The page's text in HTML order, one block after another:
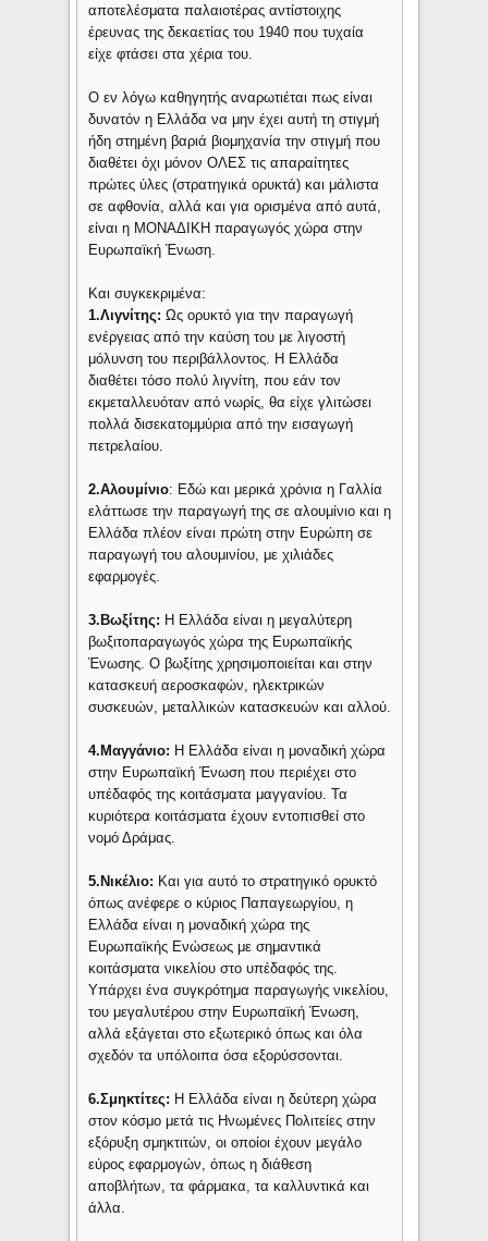
αποτελέσματα παλαιοτέρας αντίστοιχης
έρευνας της δεκαετίας του 1940 που τυχαία
είχε φτάσει στα χέρια του.
Ο εν λόγω καθηγητής αναρωτιέται πως είναι
δυνατόν η Ελλάδα να μην έχει αυτή τη στιγμή
ήδη στημένη βαριά βιομηχανία την στιγμή που
διαθέτει όχι μόνον ΟΛΕΣ τις απαραίτητες
πρώτες ύλες (στρατηγικά ορυκτά) και μάλιστα
σε αφθονία, αλλά και για ορισμένα από αυτά,
είναι η ΜΟΝΑΔΙΚΗ παραγωγός χώρα στην
Ευρωπαϊκή Ένωση.
Και συγκεκριμένα:
1.Λιγνίτης:Ως ορυκτό για την παραγωγή
ενέργειας από την καύση του με λιγοστή
μόλυνση του περιβάλλοντος. Η Ελλάδα
διαθέτει τόσο πολύ λιγνίτη, που εάν τον
εκμεταλλευόταν από νωρίς, θα είχε γλιτώσει
πολλά δισεκατομμύρια από την εισαγωγή
πετρελαίου.
2.Αλουμίνιο: Εδώ και μερικά χρόνια η Γαλλία
ελάττωσε την παραγωγή της σε αλουμίνιο και η
Ελλάδα πλέον είναι πρώτη στην Ευρώπη σε
παραγωγή του αλουμινίου, με χιλιάδες
εφαρμογές.
3.Βωξίτης: Η Ελλάδα είναι η μεγαλύτερη
βωξιτοπαραγωγός χώρα της Ευρωπαϊκής
Ένωσης. Ο βωξίτης χρησιμοποιείται και στην
κατασκευή αεροσκαφών, ηλεκτρικών
συσκευών, μεταλλικών κατασκευών και αλλού.
4.Μαγγάνιο: Η Ελλάδα είναι η μοναδική χώρα
στην Ευρωπαϊκή Ένωση που περιέχει στο
υπέδαφός της κοιτάσματα μαγγανίου. Τα
κυριότερα κοιτάσματα έχουν εντοπισθεί στο
νομό Δράμας.
5.Νικέλιο: Και για αυτό το στρατηγικό ορυκτό
όπως ανέφερε ο κύριος Παπαγεωργίου, η
Ελλάδα είναι η μοναδική χώρα της
Ευρωπαϊκής Ενώσεως με σημαντικά
κοιτάσματα νικελίου στο υπέδαφός της.
Υπάρχει ένα συγκρότημα παραγωγής νικελίου,
του μεγαλυτέρου στην Ευρωπαϊκή Ένωση,
αλλά εξάγεται στο εξωτερικό όπως και όλα
σχεδόν τα υπόλοιπα όσα εξορύσσονται.
6.Σμηκτίτες: Η Ελλάδα είναι η δεύτερη χώρα
στον κόσμο μετά τις Ηνωμένες Πολιτείες στην
εξόρυξη σμηκτιτών, οι οποίοι έχουν μεγάλο
εύρος εφαρμογών, όπως η διάθεση
αποβλήτων, τα φάρμακα, τα καλλυντικά και
άλλα.